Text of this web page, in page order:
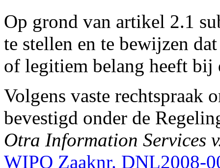
Op grond van artikel 2.1
te stellen en te bewijzen
of legitiem belang heeft bij
Volgens vaste rechtspraak
bevestigd onder de
Otra Information Services
WIPO Zaaknr. DNL2008-